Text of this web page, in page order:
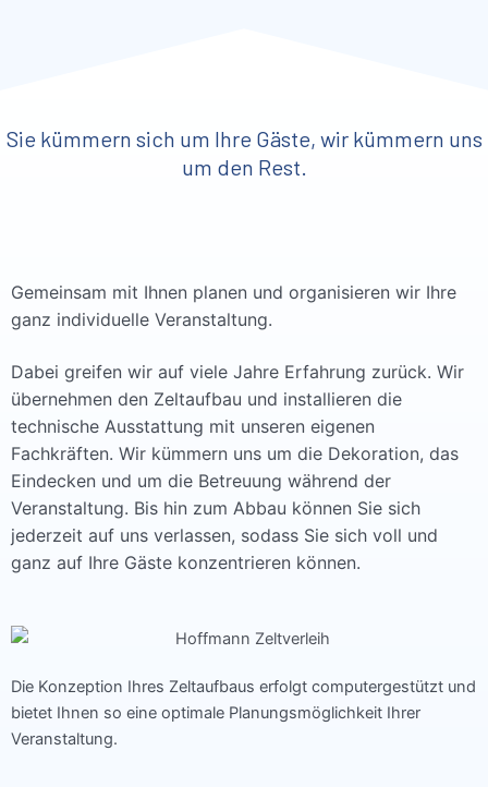
Sie kümmern sich um Ihre Gäste, wir kümmern uns
um den Rest.
Gemeinsam mit Ihnen planen und organisieren wir Ihre
ganz individuelle Veranstaltung.
Dabei greifen wir auf viele Jahre Erfahrung zurück. Wir
übernehmen den Zeltaufbau und installieren die
technische Ausstattung mit unseren eigenen
Fachkräften. Wir kümmern uns um die Dekoration, das
Eindecken und um die Betreuung während der
Veranstaltung. Bis hin zum Abbau können Sie sich
jederzeit auf uns verlassen, sodass Sie sich voll und
ganz auf Ihre Gäste konzentrieren können.
Die Konzeption Ihres Zeltaufbaus erfolgt computergestützt und
bietet Ihnen so eine optimale Planungsmöglichkeit Ihrer
Veranstaltung.